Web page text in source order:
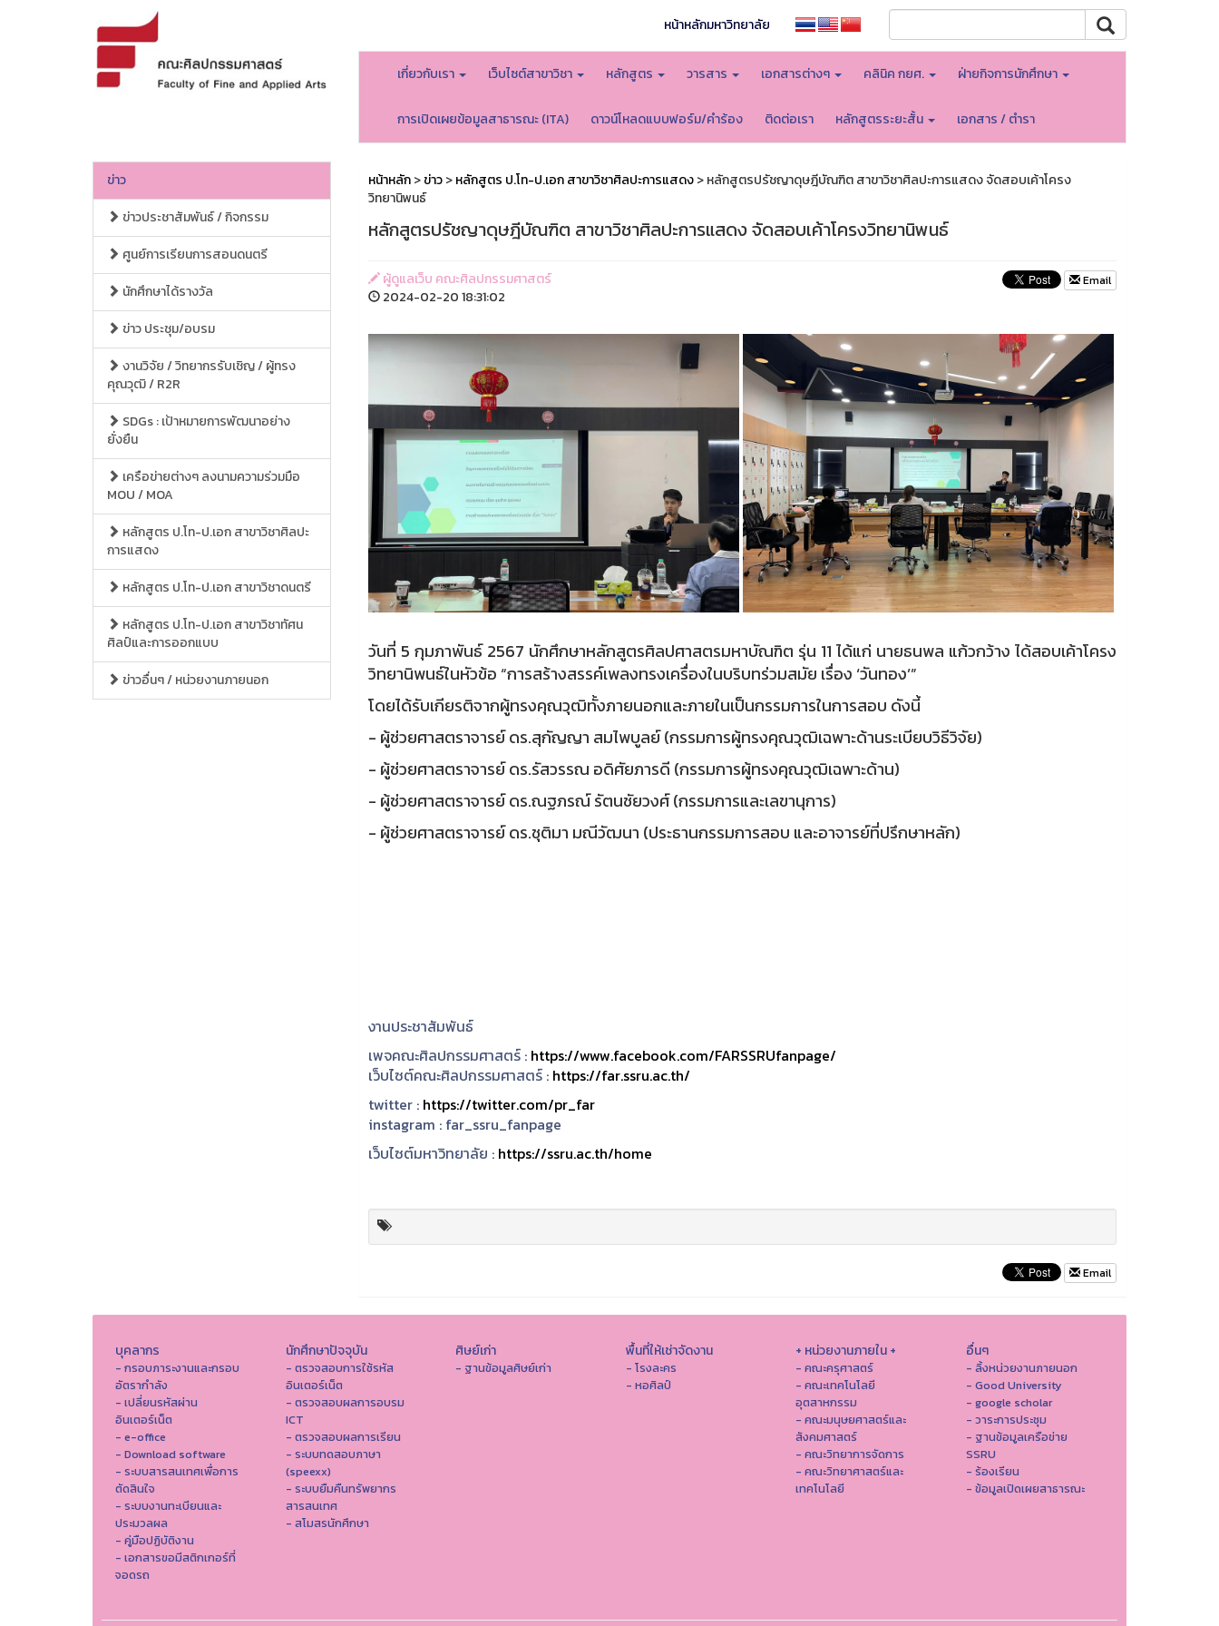
หน้าหลักมหาวิทยาลัย
เกี่ยวกับเรา เว็บไซต์สาขาวิชา หลักสูตร วารสาร เอกสารต่างๆ คลินิค กยศ. ฝ่ายกิจการนักศึกษา
การเปิดเผยข้อมูลสาธารณะ (ITA) ดาวน์โหลดแบบฟอร์ม/คำร้อง ติดต่อเรา หลักสูตรระยะสั้น เอกสาร / ตำรา
ข่าว
ข่าวประชาสัมพันธ์ / กิจกรรม
ศูนย์การเรียนการสอนดนตรี
นักศึกษาได้รางวัล
ข่าว ประชุม/อบรม
งานวิจัย / วิทยากรรับเชิญ / ผู้ทรง
คุณวุฒิ / R2R
SDGs : เป้าหมายการพัฒนาอย่าง
ยั่งยืน
เครือข่ายต่างๆ ลงนามความร่วมมือ
MOU / MOA
หลักสูตร ป.โท-ป.เอก สาขาวิชาศิลปะ
การแสดง
หลักสูตร ป.โท-ป.เอก สาขาวิชาดนตรี
หลักสูตร ป.โท-ป.เอก สาขาวิชาทัศน
ศิลป์และการออกแบบ
ข่าวอื่นๆ / หน่วยงานภายนอก
หน้าหลัก>ข่าว>หลักสูตร ป.โท-ป.เอก สาขาวิชาศิลปะการแสดง> หลักสูตรปรัชญาดุษฎีบัณฑิต สาขาวิชาศิลปะการแสดง จัดสอบเค้าโครง
วิทยานิพนธ์
หลักสูตรปรัชญาดุษฎีบัณฑิต สาขาวิชาศิลปะการแสดง จัดสอบเค้าโครงวิทยานิพนธ์
ผู้ดูแลเว็บ คณะศิลปกรรมศาสตร์
2024-02-20 18:31:02
Email
วันที่ 5 กุมภาพันธ์ 2567 นักศึกษาหลักสูตรศิลปศาสตรมหาบัณฑิต รุ่น 11 ได้แก่ นายธนพล แก้วกว้าง ได้สอบเค้าโครง
วิทยานิพนธ์ในหัวข้อ “การสร้างสรรค์เพลงทรงเครื่องในบริบทร่วมสมัย เรื่อง ‘วันทอง’”
โดยได้รับเกียรติจากผู้ทรงคุณวุฒิทั้งภายนอกและภายในเป็นกรรมการในการสอบ ดังนี้
- ผู้ช่วยศาสตราจารย์ ดร.สุกัญญา สมไพบูลย์ (กรรมการผู้ทรงคุณวุฒิเฉพาะด้านระเบียบวิธีวิจัย)
- ผู้ช่วยศาสตราจารย์ ดร.รัสวรรณ อดิศัยภารดี (กรรมการผู้ทรงคุณวุฒิเฉพาะด้าน)
- ผู้ช่วยศาสตราจารย์ ดร.ณฐภรณ์ รัตนชัยวงศ์ (กรรมการและเลขานุการ)
- ผู้ช่วยศาสตราจารย์ ดร.ชุติมา มณีวัฒนา (ประธานกรรมการสอบ และอาจารย์ที่ปรึกษาหลัก)
งานประชาสัมพันธ์
เพจคณะศิลปกรรมศาสตร์ : https://www.facebook.com/FARSSRUfanpage/
เว็บไซต์คณะศิลปกรรมศาสตร์ : https://far.ssru.ac.th/
twitter : https://twitter.com/pr_far
instagram : far_ssru_fanpage
เว็บไซต์มหาวิทยาลัย : https://ssru.ac.th/home
Email
บุคลากร
- กรอบภาระงานและกรอบ
อัตรากำลัง
- เปลี่ยนรหัสผ่าน
อินเตอร์เน็ต
- e-office
- Download software
- ระบบสารสนเทศเพื่อการ
ตัดสินใจ
- ระบบงานทะเบียนและ
ประมวลผล
- คู่มือปฏิบัติงาน
- เอกสารขอมีสติกเกอร์ที่
จอดรถ
นักศึกษาปัจจุบัน
- ตรวจสอบการใช้รหัส
อินเตอร์เน็ต
- ตรวจสอบผลการอบรม
ICT
- ตรวจสอบผลการเรียน
- ระบบทดสอบภาษา
(speexx)
- ระบบยืมคืนทรัพยากร
สารสนเทศ
- สโมสรนักศึกษา
ศิษย์เก่า
- ฐานข้อมูลศิษย์เก่า
พื้นที่ให้เช่าจัดงาน
- โรงละคร
- หอศิลป์
+ หน่วยงานภายใน +
- คณะครุศาสตร์
- คณะเทคโนโลยี
อุตสาหกรรม
- คณะมนุษยศาสตร์และ
สังคมศาสตร์
- คณะวิทยาการจัดการ
- คณะวิทยาศาสตร์และ
เทคโนโลยี
อื่นๆ
- ลิ้งหน่วยงานภายนอก
- Good University
- google scholar
- วาระการประชุม
- ฐานข้อมูลเครือข่าย
SSRU
- ร้องเรียน
- ข้อมูลเปิดเผยสาธารณะ